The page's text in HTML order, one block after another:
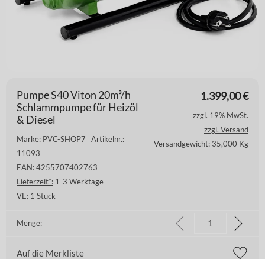
1.399,00€
Pumpe S40 Viton 20m³/h
Schlammpumpe für Heizöl
& Diesel
Marke: PVC-SHOP7 Artikelnr.:
11093
EAN: 4255707402763
Lieferzeit*: 1-3 Werktage
VE: 1 Stück
zzgl. 19% MwSt.
zzgl. Versand
Versandgewicht: 35,000 Kg
Menge:
Auf die Merkliste